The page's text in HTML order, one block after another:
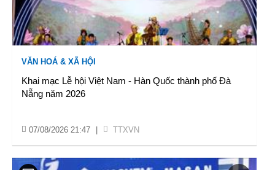
VĂN HOÁ & XÃ HỘI
Khai mạc Lễ hội Việt Nam - Hàn Quốc thành phố Đà
Nẵng năm 2026
07/08/2026 21:47 TTXVN